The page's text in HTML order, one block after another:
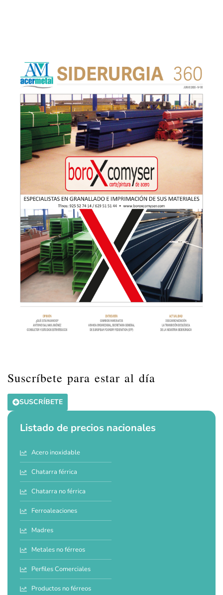
Suscríbete para estar al día
SUSCRÍBETE
Listado de precios nacionales
Acero inoxidable
Chatarra férrica
Chatarra no férrica
Ferroaleaciones
Madres
Metales no férreos
Perfiles Comerciales
Productos no férreos